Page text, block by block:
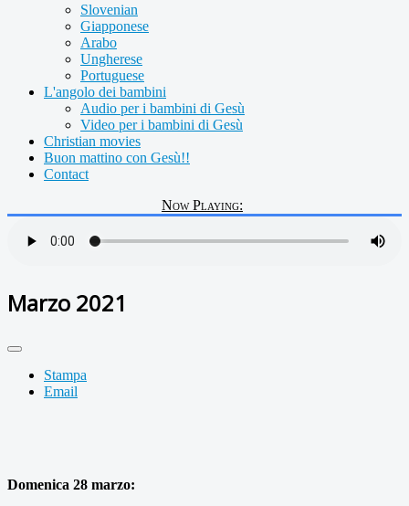
Slovenian
Giapponese
Arabo
Ungherese
Portuguese
L'angolo dei bambini
Audio per i bambini di Gesù
Video per i bambini di Gesù
Christian movies
Buon mattino con Gesù!!
Contact
Now Playing:
Marzo 2021
Stampa
Email
Domenica 28 marzo: